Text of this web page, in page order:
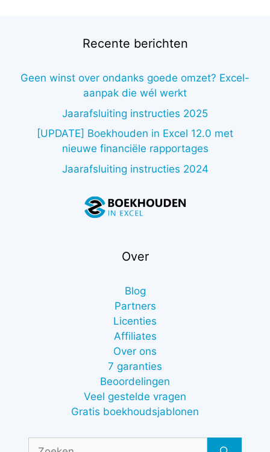
Recente berichten
Geen winst over ondanks goede omzet? Excel-
aanpak die wél werkt
Jaarafsluiting instructies 2025
[UPDATE] Boekhouden in Excel 12.0 met
nieuwe financiële rapportages
Jaarafsluiting instructies 2024
Over
Blog
Partners
Licenties
Affiliates
Over ons
7 garanties
Beoordelingen
Veel gestelde vragen
Gratis boekhoudsjablonen